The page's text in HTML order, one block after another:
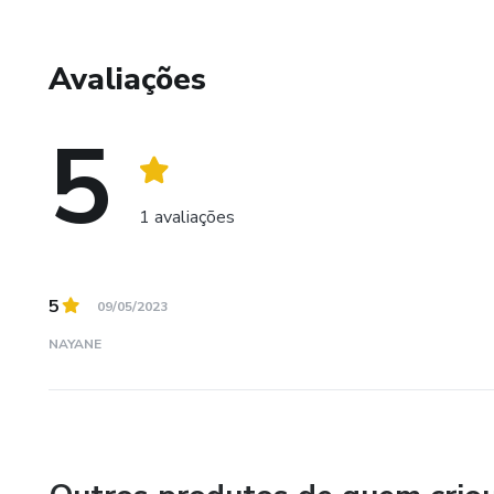
Avaliações
5 1 avaliações
5 09/05/2023
NAYANE